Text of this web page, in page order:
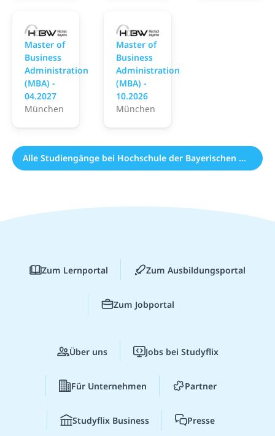
Hochschule der Bayerischen Wirtschaft
Master of
Business
Administration
(MBA) -
04.2027
München
Master of
Business
Administration
(MBA) -
10.2026
München
Alle Studiengänge bei Hochschule der Bayerischen Wirtschaft (11)
Zum Lernportal Zum Ausbildungsportal
Zum Jobportal
Über uns Jobs bei Studyflix
Für Unternehmen Partner
Studyflix Business Presse